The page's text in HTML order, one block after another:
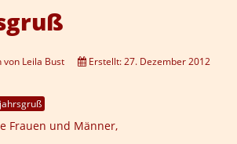
von Leila Bust Erstellt: 27. Dezember 2012
Frauen und Männer,